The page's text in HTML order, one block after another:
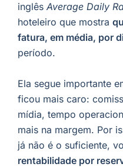
inglês Average Daily
hoteleiro que mostra
fatura, em média, por
período.
Ela segue importante
ficou mais caro:
mídia, tempo
mais na margem. Por
já não é o suficiente,
rentabilidade por